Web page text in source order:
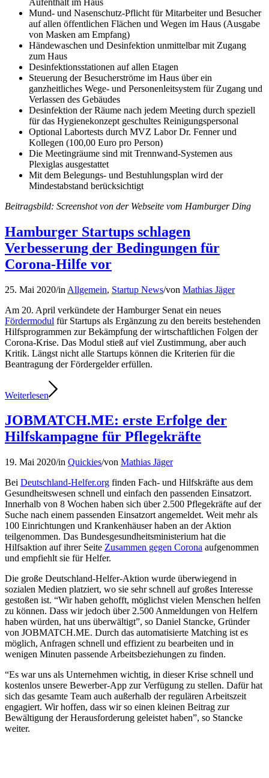
Mund- und Nasenschutz-Pflicht für Mitarbeiter und Besucher
auf allen öffentlichen Flächen und Wegen im Haus (Ausgabe
von Masken am Empfang)
Händewaschen und Desinfektion unmittelbar mit Zugang
zum Haus
Desinfektionsstationen auf allen Etagen
Steuerung der Besucherströme im Haus über ein
ganzheitliches Wege- und Personenleitsystem für Zugang und
Verlassen des Gebäudes
Desinfektion der Räume nach jedem Meeting durch speziell
für das Hygienekonzept geschultes Reinigungspersonal
Optional Labortests durch MVZ Labor Dr. Fenner und
Kollegen (100,00 Euro pro Person)
Die Meetingräume sind mit Trennwand-Systemen aus
Plexiglas ausgestattet
Mit dem Belegungs- und Bestuhlungsplan wird der
Mindestabstand berücksichtigt
Beitragsbild: Screenshot von der Webseite vom Hamburger Ding
Hamburger Startups schlagen
Verbesserung der Bedingungen für
Corona-Hilfe vor
25. Mai 2020/in Allgemein, Startup News/von Mathias Jäger
Am 20. April verkündete der Hamburger Senat ein neues
Fördermodul für Startups als Ergänzung zu den bereits bestehenden
Hilfsprogrammen zur Bekämpfung der wirtschaftlichen Folgen der
Corona-Krise. Das Modul stieß auf viel Zustimmung, aber auch
Kritik. Längst nicht alle Startups können die Kriterien für die
Beantragung der Fördergelder erfüllen.
Weiterlesen
JOBMATCH.ME: erste Erfolge der
Hilfskampagne für Pflegekräfte
19. Mai 2020/in Quickies/von Mathias Jäger
Bei Deutschland-Helfer.org finden Fach- und Hilfskräfte aus dem
Gesundheitswesen schnell und einfach den passenden Einsatzort.
Innerhalb von 8 Wochen haben sich über 2.500 Pflegekräfte auf der
Suche nach einem passenden Einsatzort angemeldet. Weit mehr als
100 Einrichtungen und Krankenhäuser haben an der Aktion
teilgenommen. Das Bundesgesundheitsministerium hat die
Hilfsaktion auf ihrer Seite Zusammen gegen Corona aufgenommen
und empfiehlt sie für Helfer.
Die große Deutschland-Helfer-Aktion wurde überwiegend in
sozialen Medien platziert, wo sie sehr schnell auf großes Interesse
gestoßen ist. “Wir haben gehofft, möglichst vielen Menschen helfen
zu können. Dass wir jedoch über 2.500 Anmeldungen von Helfern
haben würden, hat uns überwältigt”, so Daniel Stancke, Gründer
von JOBMATCH.ME. Durch das automatisierte Matching ist es
möglich, Anfragen schnell und effizient zu bearbeiten und in
wenigen Minuten passende Arbeitsbeziehungen zu finden.
“Es war uns als Unternehmen wichtig, in dieser Krise schnell und
kostenlos unsere Bewerber-App zur Verfügung zu stellen. Dafür hat
sich das gesamte Team auch außerhalb der regulären Arbeitszeit
engagiert. Wir hoffen, dass wir so einen kleinen Beitrag zur
Bewältigung der Herausforderung geleistet haben”, so Stancke
weiter.